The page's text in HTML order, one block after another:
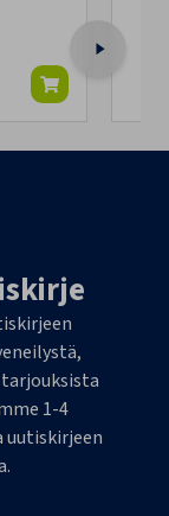
1-4
uutiskirjeen